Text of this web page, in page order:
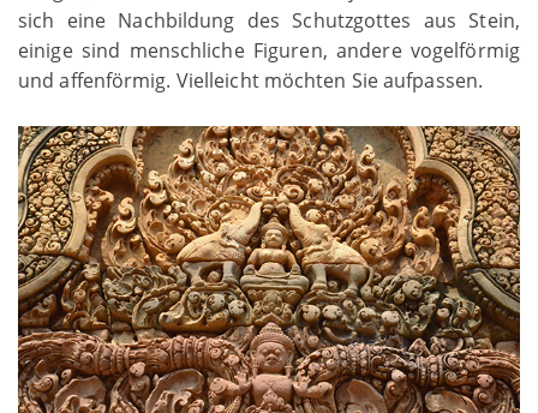
sich eine Nachbildung des Schutzgottes aus Stein,
einige sind menschliche Figuren, andere vogelförmig
und affenförmig. Vielleicht möchten Sie aufpassen.